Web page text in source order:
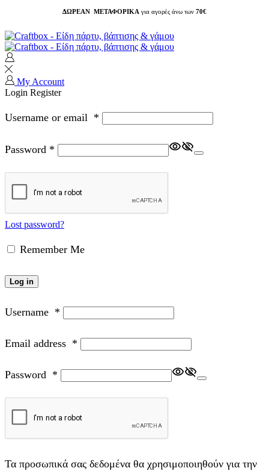
ΔΩΡΕΑΝ ΜΕΤΑΦΟΡΙΚΑ για αγορές άνω των 70€
My Account
Login Register
Username or email *
Password *
Lost password?
Remember Me
Log in
Username *
Email address *
Password *
Τα προσωπικά σας δεδομένα θα χρησιμοποιηθούν για την